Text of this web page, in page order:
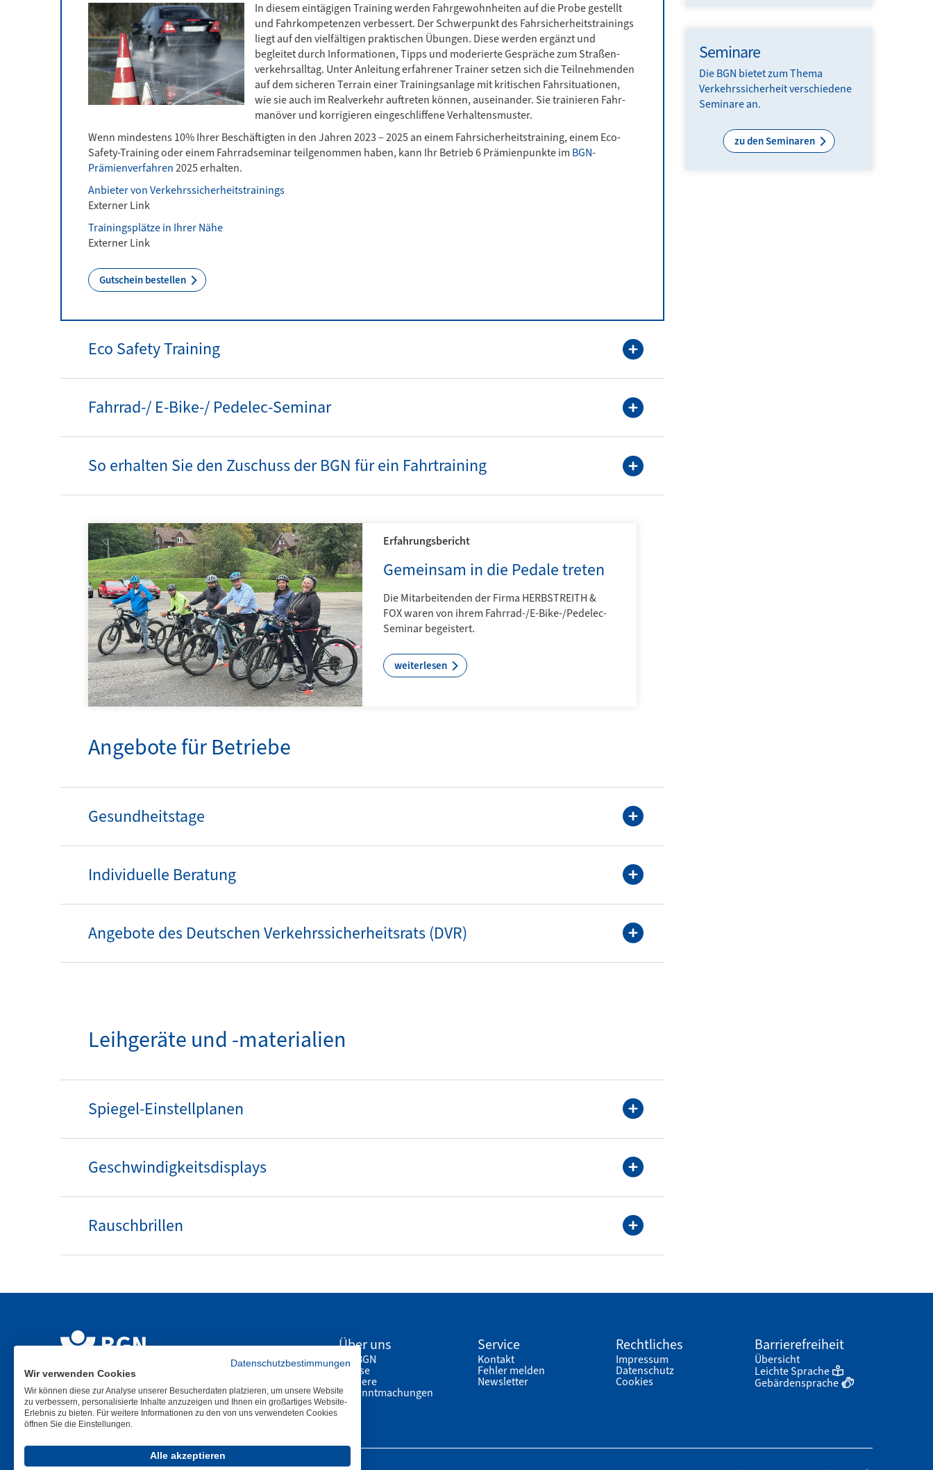
In diesem eintägigen Training werden Fahrgewohnheiten auf die Probe gestellt
und Fahr­kompetenzen verbessert. Der Schwerpunkt des Fahr­s­icherheits­­trainings
liegt auf den vielfältigen praktischen Übungen. Diese werden ergänzt und
begleitet durch Infor­mationen, Tipps und moderierte Gespräche zum Straßen­
verkehrs­alltag. Unter Anleitung erfahrener Trainer setzen sich die Teilnehmenden
auf dem sicheren Terrain einer Trainings­anlage mit kritischen Fahr­situationen,
wie sie auch im Real­verkehr auftreten können, auseinander. Sie trainieren Fahr­
manöver und korrigieren eingeschliffene Verhaltens­muster.
Wenn mindestens 10% Ihrer Beschäftigten in den Jahren 2023 – 2025 an einem Fahr­sicherheits­training, einem Eco-
Safety-Training oder einem Fahrrad­seminar teilgenommen haben, kann Ihr Betrieb 6 Prämienpunkte im BGN-
Prämienverfahren2025 erhalten.
Anbieter von Verkehrssicherheitstrainings
Externer Link
Trainingsplätze in Ihrer Nähe
Externer Link
Gutschein bestellen
Eco Safety Training
Fahrrad-/ E-Bike-/ Pedelec-Seminar
So erhalten Sie den Zuschuss der BGN für ein Fahrtraining
Erfahrungsbericht
Gemeinsam in die Pedale treten
Die Mitarbeitenden der Firma HERBSTREITH &
FOX waren von ihrem Fahrrad-/E-Bike-/Pedelec-
Seminar begeistert.
weiterlesen
Angebote für Betriebe
Gesundheitstage
Individuelle Beratung
Angebote des Deutschen Verkehrssicherheitsrats (DVR)
Leihgeräte und -materialien
Spiegel-Einstellplanen
Geschwindigkeitsdisplays
Rauschbrillen
Seminare
Die BGN bietet zum Thema
Verkehrs­sicherheit ver­schiede­ne
Seminare an.
zu den Seminaren
Über uns
Die BGN
Presse
Karriere
Bekanntmachungen
Service
Kontakt
Fehler melden
Newsletter
Rechtliches
Impressum
Datenschutz
Cookies
Barrierefreiheit
Übersicht
Leichte Sprache
Gebärdensprache
Datenschutzbestimmungen
Wir verwenden Cookies
Wir können diese zur Analyse unserer Besucherdaten platzieren, um unsere Website
zu verbessern, personalisierte Inhalte anzuzeigen und Ihnen ein großartiges Website-
Erlebnis zu bieten. Für weitere Informationen zu den von uns verwendeten Cookies
öffnen Sie die Einstellungen.
Alle akzeptieren